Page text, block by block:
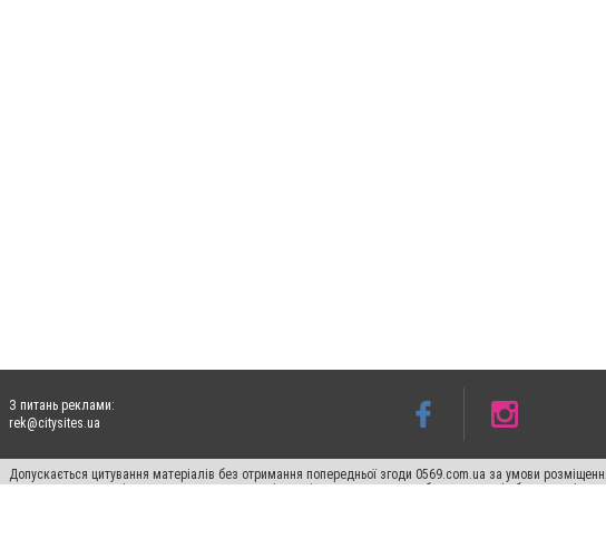
З питань реклами:
rek@citysites.ua
Допускається цитування матеріалів без отримання попередньої згоди 0569.com.ua за умови
пошукових систем гіперпосилання на цитовані статті не нижче другого абзацу в тексті або в якості